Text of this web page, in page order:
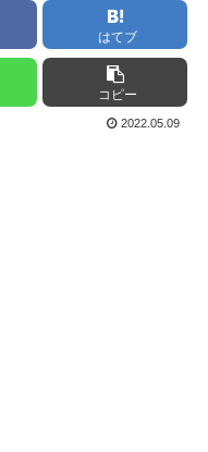
はてブ
コピー
2022.05.09